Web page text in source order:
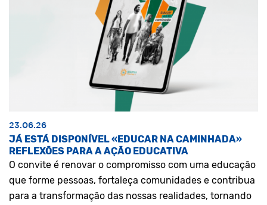
23.06.26
JÁ ESTÁ DISPONÍVEL «EDUCAR NA CAMINHADA»
REFLEXÕES PARA A AÇÃO EDUCATIVA
O convite é renovar o compromisso com uma educação
que forme pessoas, fortaleça comunidades e contribua
para a transformação das nossas realidades, tornando